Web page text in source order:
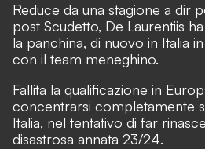
Reduce da una stagione a dir
post Scudetto, De Laurentiis
la panchina, di nuovo in Italia
con il team meneghino.
Fallita la qualificazione in
concentrarsi completamente
Italia, nel tentativo di far
disastrosa annata 23/24.